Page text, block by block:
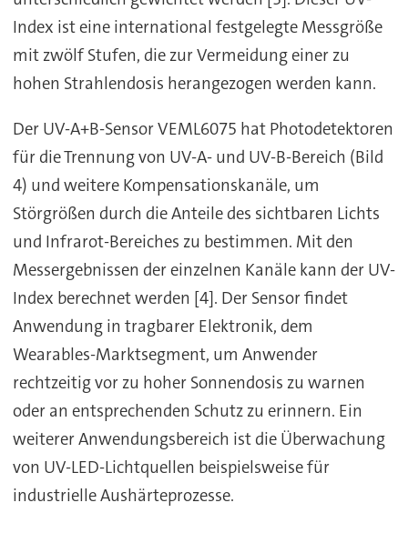
Index ist eine international festgelegte Messgröße
mit zwölf Stufen, die zur Vermeidung einer zu
hohen Strahlendosis herangezogen werden kann.
Der UV-A+B-Sensor VEML6075 hat Photodetektoren
für die Trennung von UV-A- und UV-B-Bereich (Bild
4) und weitere Kompensationskanäle, um
Störgrößen durch die Anteile des sichtbaren Lichts
und Infrarot-Bereiches zu bestimmen. Mit den
Messergebnissen der einzelnen Kanäle kann der UV-
Index berechnet werden [4]. Der Sensor findet
Anwendung in tragbarer Elektronik, dem
Wearables-Marktsegment, um Anwender
rechtzeitig vor zu hoher Sonnendosis zu warnen
oder an entsprechenden Schutz zu erinnern. Ein
weiterer Anwendungsbereich ist die Überwachung
von UV-LED-Lichtquellen beispielsweise für
industrielle Aushärteprozesse.